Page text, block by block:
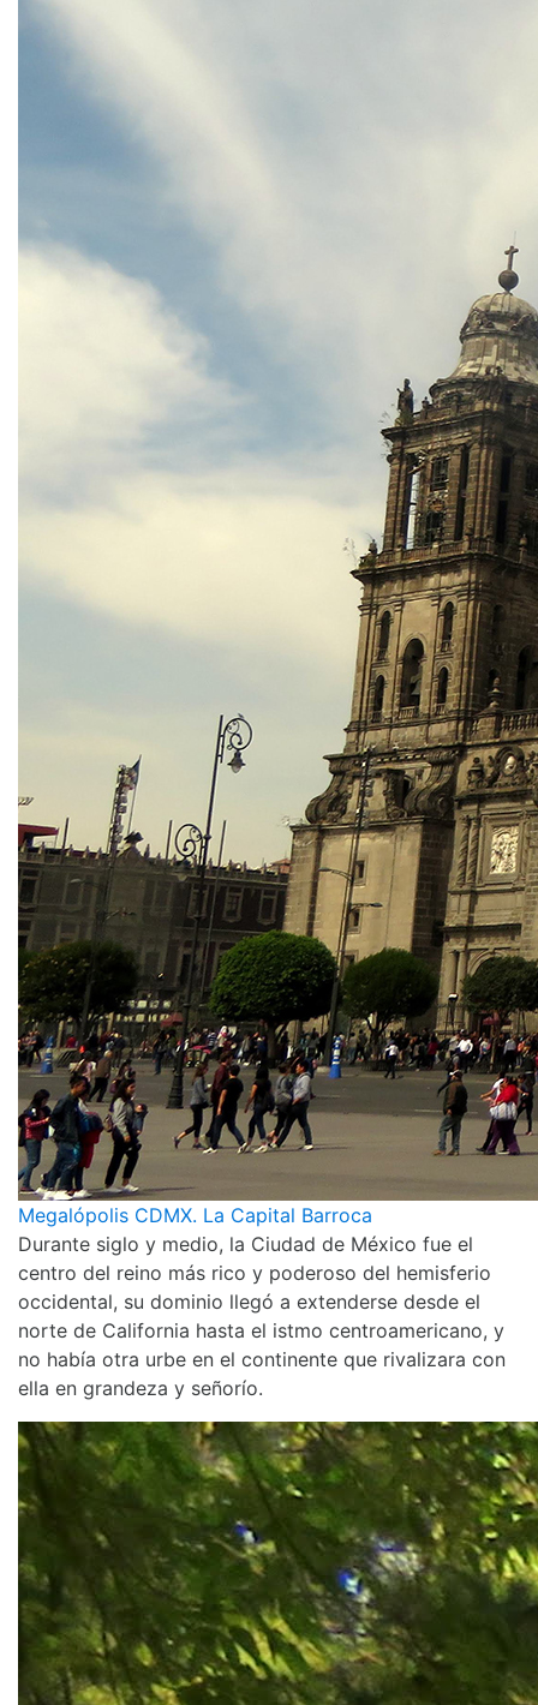
Megalópolis CDMX. La Capital Barroca
Durante siglo y medio, la Ciudad de México fue el
centro del reino más rico y poderoso del hemisferio
occidental, su dominio llegó a extenderse desde el
norte de California hasta el istmo centroamericano, y
no había otra urbe en el continente que rivalizara con
ella en grandeza y señorío.